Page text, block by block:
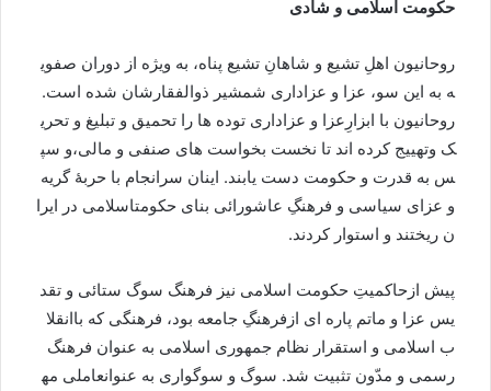
حکومت اسلامی و شادی
روحانیون اهلِ تشیع و شاهانِ تشیع پناه، به ویژه از دوران صفوی
ه به این سو، عزا و عزاداری شمشیر ذوالفقارشان شده است.
روحانیون با ابزارِعزا و عزاداری توده ها را تحمیق و تبلیغ و تحری
ک وتهییج کرده اند تا نخست بخواست های صنفی و مالی،و سپ
س به قدرت و حکومت دست یابند. اینان سرانجام با حربۀ گریه
و عزای سیاسی و فرهنگِ عاشورائی بنای حکومتاسلامی در ایرا
ن ریختند و استوار کردند.
پیش ازحاکمیتِ حکومت اسلامی نیز فرهنگ سوگ ستائی و تقد
یس عزا و ماتم پاره ای ازفرهنگِ جامعه بود، فرهنگی که باانقلا
ب اسلامی و استقرار نظام جمهوری اسلامی به عنوان فرهنگ
رسمی و مدّون تثبیت شد. سوگ و سوگواری به عنوانعاملی مه